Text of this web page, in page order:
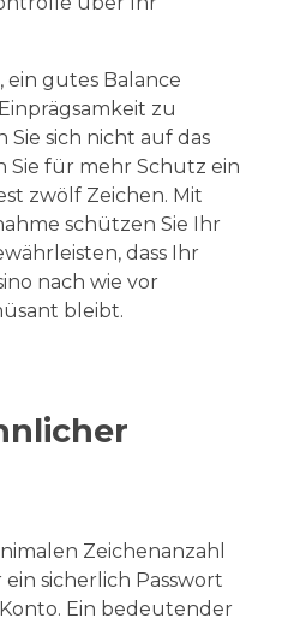
ein gutes Balance
zu
sich nicht auf das
Sie für mehr Schutz ein
zwölf Zeichen. Mit
schützen Sie Ihr
dass Ihr
nach wie vor
bleibt.
Zeichenanzahl
sicherlich Passwort
Ein bedeutender